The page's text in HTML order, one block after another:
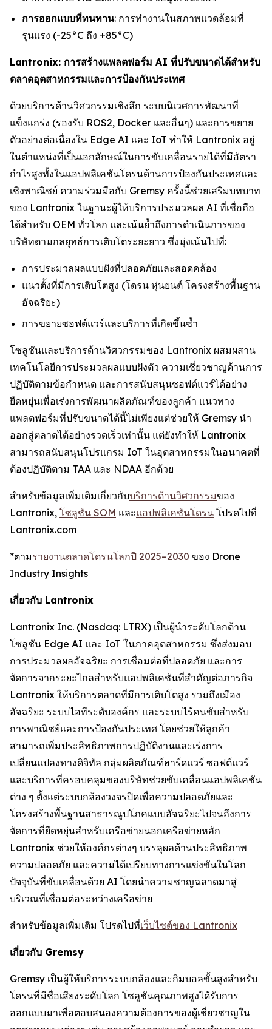
การออกแบบที่ทนทาน: การทำงานในสภาพแวดล้อมที่
รุนแรง (-25°C ถึง +85°C)
Lantronix: การสร้างแพลตฟอร์ม AI ที่ปรับขนาดได้สำหรับ
ตลาดอุตสาหกรรมและการป้องกันประเทศ
ด้วยบริการด้านวิศวกรรมเชิงลึก ระบบนิเวศการพัฒนาที่
แข็งแกร่ง (รองรับ ROS2, Docker และอื่นๆ) และการขยาย
ตัวอย่างต่อเนื่องใน Edge AI และ IoT ทำให้ Lantronix อยู่
ในตำแหน่งที่เป็นเอกลักษณ์ในการขับเคลื่อนรายได้ที่มีอัตรา
กำไรสูงทั้งในแอปพลิเคชันโดรนด้านการป้องกันประเทศและ
เชิงพาณิชย์ ความร่วมมือกับ Gremsy ครั้งนี้ช่วยเสริมบทบาท
ของ Lantronix ในฐานะผู้ให้บริการประมวลผล AI ที่เชื่อถือ
ได้สำหรับ OEM ทั่วโลก และเน้นย้ำถึงการดำเนินการของ
บริษัทตามกลยุทธ์การเติบโตระยะยาว ซึ่งมุ่งเน้นไปที่:
การประมวลผลแบบฝังที่ปลอดภัยและสอดคล้อง
แนวตั้งที่มีการเติบโตสูง (โดรน หุ่นยนต์ โครงสร้างพื้นฐาน
อัจฉริยะ)
การขยายซอฟต์แวร์และบริการที่เกิดขึ้นซ้ำ
โซลูชันและบริการด้านวิศวกรรมของ Lantronix ผสมผสาน
เทคโนโลยีการประมวลผลแบบฝังตัว ความเชี่ยวชาญด้านการ
ปฏิบัติตามข้อกำหนด และการสนับสนุนซอฟต์แวร์ได้อย่าง
ยืดหยุ่นเพื่อเร่งการพัฒนาผลิตภัณฑ์ของลูกค้า แนวทาง
แพลตฟอร์มที่ปรับขนาดได้นี้ไม่เพียงแต่ช่วยให้ Gremsy นำ
ออกสู่ตลาดได้อย่างรวดเร็วเท่านั้น แต่ยังทำให้ Lantronix
สามารถสนับสนุนโปรแกรม IoT ในอุตสาหกรรมในอนาคตที่
ต้องปฏิบัติตาม TAA และ NDAA อีกด้วย
สำหรับข้อมูลเพิ่มเติมเกี่ยวกับบริการด้านวิศวกรรมของ
Lantronix, โซลูชัน SOM และแอปพลิเคชันโดรน โปรดไปที่
Lantronix.com
*ตามรายงานตลาดโดรนโลกปี 2025–2030 ของ Drone
Industry Insights
เกี่ยวกับ Lantronix
Lantronix Inc. (Nasdaq: LTRX) เป็นผู้นำระดับโลกด้าน
โซลูชัน Edge AI และ IoT ในภาคอุตสาหกรรม ซึ่งส่งมอบ
การประมวลผลอัจฉริยะ การเชื่อมต่อที่ปลอดภัย และการ
จัดการจากระยะไกลสำหรับแอปพลิเคชันที่สำคัญต่อภารกิจ
Lantronix ให้บริการตลาดที่มีการเติบโตสูง รวมถึงเมือง
อัจฉริยะ ระบบไอทีระดับองค์กร และระบบไร้คนขับสำหรับ
การพาณิชย์และการป้องกันประเทศ โดยช่วยให้ลูกค้า
สามารถเพิ่มประสิทธิภาพการปฏิบัติงานและเร่งการ
เปลี่ยนแปลงทางดิจิทัล กลุ่มผลิตภัณฑ์ฮาร์ดแวร์ ซอฟต์แวร์
และบริการที่ครอบคลุมของบริษัทช่วยขับเคลื่อนแอปพลิเคชัน
ต่าง ๆ ตั้งแต่ระบบกล้องวงจรปิดเพื่อความปลอดภัยและ
โครงสร้างพื้นฐานสาธารณูปโภคแบบอัจฉริยะไปจนถึงการ
จัดการที่ยืดหยุ่นสำหรับเครือข่ายนอกเครือข่ายหลัก
Lantronix ช่วยให้องค์กรต่างๆ บรรลุผลด้านประสิทธิภาพ
ความปลอดภัย และความได้เปรียบทางการแข่งขันในโลก
ปัจจุบันที่ขับเคลื่อนด้วย AI โดยนำความชาญฉลาดมาสู่
บริเวณที่เชื่อมต่อระหว่างเครือข่าย
สำหรับข้อมูลเพิ่มเติม โปรดไปที่เว็บไซต์ของ Lantronix
เกี่ยวกับ Gremsy
Gremsy เป็นผู้ให้บริการระบบกล้องและกิมบอลขั้นสูงสำหรับ
โดรนที่มีชื่อเสียงระดับโลก โซลูชันคุณภาพสูงได้รับการ
ออกแบบมาเพื่อตอบสนองความต้องการของผู้เชี่ยวชาญใน